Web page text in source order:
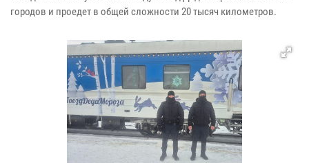
городов и проедет в общей сложности 20 тысяч километров.